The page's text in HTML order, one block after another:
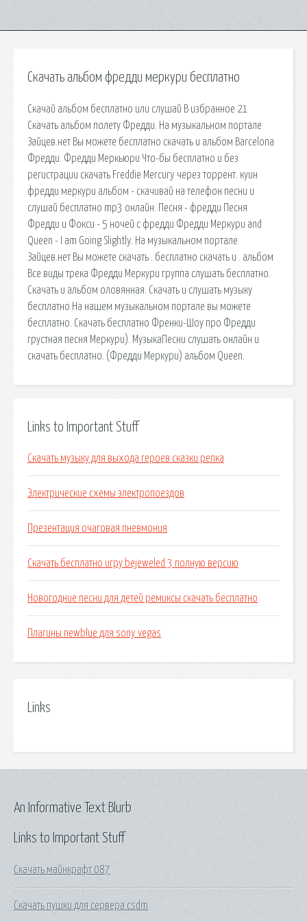
Скачать альбом фредди меркури бесплатно
Скачай альбом бесплатно или слушай В избранное 21
Скачать альбом полету Фредди. На музыкальном портале
Зайцев.нет Вы можете бесплатно скачать и альбом Barcelona
Фредди. Фредди Меркьюри Что-бы бесплатно и без
регистрации скачать Freddie Mercury через торрент. куин
фредди меркури альбом - скачивай на телефон песни и
слушай бесплатно mp3 онлайн. Песня - фредди Песня
Фредди и Фокси - 5 ночей с фредди Фредди Меркури and
Queen - I am Going Slightly. На музыкальном портале
Зайцев.нет Вы можете скачать . бесплатно скачать и . альбом
Все виды трека Фредди Меркури группа слушать бесплатно.
Скачать и альбом оловянная. Скачать и слушать музыку
бесплатно На нашем музыкальном портале вы можете
бесплатно. Скачать бесплатно Френки-Шоу про Фредди
грустная песня Меркури). МузыкаПесни слушать онлайн и
скачать бесплатно. (Фредди Меркури) альбом Queen.
Links to Important Stuff
Скачать музыку для выхода героев сказки репка
Электрические схемы электропоездов
Презентация очаговая пневмония
Скачать бесплатно игру bejeweled 3 полную версию
Новогодние песни для детей ремиксы скачать бесплатно
Плагины newblue для sony vegas
Links
Links to Important Stuff
Скачать майнкрафт 087
Скачать пушки для сервера csdm
An Informative Text Blurb